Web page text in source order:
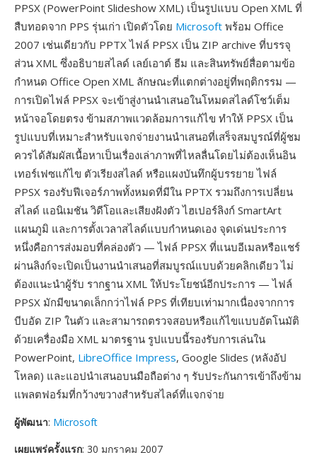
PPSX (PowerPoint Slideshow XML) เป็นรูปแบบ Open XML ที่
สืบทอดจาก PPS รุ่นเก่า เปิดตัวโดย Microsoft พร้อม Office
2007 เช่นเดียวกับ PPTX ไฟล์ PPSX เป็น ZIP archive ที่บรรจุ
ส่วน XML ซึ่งอธิบายสไลด์ เลย์เอาต์ ธีม และสินทรัพย์สื่อตามข้อ
กำหนด Office Open XML ลักษณะที่แตกต่างอยู่ที่พฤติกรรม —
การเปิดไฟล์ PPSX จะเข้าสู่งานนำเสนอในโหมดสไลด์โชว์เต็ม
หน้าจอโดยตรง ข้ามสภาพแวดล้อมการแก้ไข ทำให้ PPSX เป็น
รูปแบบที่เหมาะสำหรับแจกจ่ายงานนำเสนอที่เสร็จสมบูรณ์ที่ผู้ชม
ควรได้สัมผัสเนื้อหาเป็นเรื่องเล่าภาพที่ไหลลื่นโดยไม่ต้องเห็นอิน
เทอร์เฟซแก้ไข ตัวเรียงสไลด์ หรือแผงบันทึกผู้บรรยาย ไฟล์
PPSX รองรับฟีเจอร์ภาพทั้งหมดที่มีใน PPTX รวมถึงการเปลี่ยน
สไลด์ แอนิเมชัน วิดีโอและเสียงฝังตัว ไฮเปอร์ลิงก์ SmartArt
แผนภูมิ และการตั้งเวลาสไลด์แบบกำหนดเอง จุดเด่นประการ
หนึ่งคือการส่งมอบที่คล่องตัว — ไฟล์ PPSX ที่แนบอีเมลหรือแชร์
ผ่านลิงก์จะเปิดเป็นงานนำเสนอที่สมบูรณ์แบบด้วยคลิกเดียว ไม่
ต้องแนะนำผู้รับ รากฐาน XML ให้ประโยชน์อีกประการ — ไฟล์
PPSX มักมีขนาดเล็กกว่าไฟล์ PPS ที่เทียบเท่ามากเนื่องจากการ
บีบอัด ZIP ในตัว และสามารถตรวจสอบหรือแก้ไขแบบอัตโนมัติ
ด้วยเครื่องมือ XML มาตรฐาน รูปแบบนี้รองรับการเล่นใน
PowerPoint, LibreOffice Impress, Google Slides (หลังอัป
โหลด) และแอปนำเสนอบนมือถือต่าง ๆ รับประกันการเข้าถึงข้าม
แพลตฟอร์มที่กว้างขวางสำหรับสไลด์ที่แจกจ่าย
ผู้พัฒนา: Microsoft
เผยแพร่ครั้งแรก: 30 มกราคม 2007